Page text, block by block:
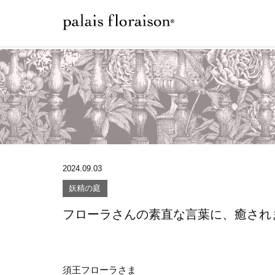
2024.09.03
妖精の庭
フローラさんの素直な言葉に、癒され
須王フローラさま